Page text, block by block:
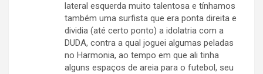
lateral esquerda muito talentosa e tínhamos
também uma surfista que era ponta direita e
dividia (até certo ponto) a idolatria com a
DUDA, contra a qual joguei algumas peladas
no Harmonia, ao tempo em que ali tinha
alguns espaços de areia para o futebol, seu